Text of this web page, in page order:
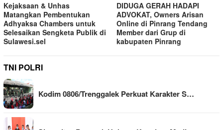
Kejaksaan & Unhas
Matangkan Pembentukan
Adhyaksa Chambers untuk
Selesaikan Sengketa Publik di
Sulawesi.sel
DIDUGA GERAH HADAPI
ADVOKAT, Owners Arisan
Online di Pinrang Tendang
Member dari Grup di
kabupaten Pinrang
TNI POLRI
Kodim 0806/Trenggalek Perkuat Karakter S…